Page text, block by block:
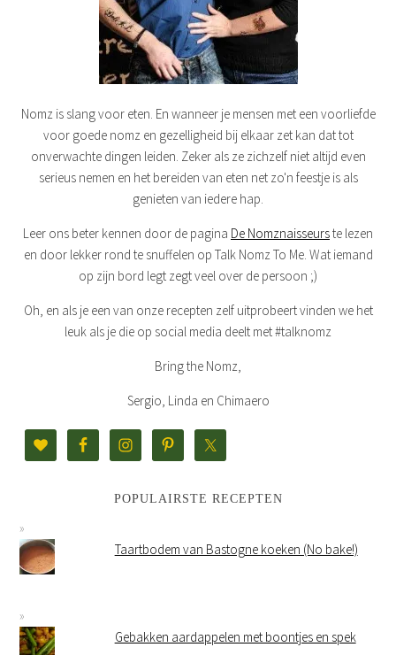
Nomz is slang voor eten. En wanneer je mensen met een voorliefde
voor goede nomz en gezelligheid bij elkaar zet kan dat tot
onverwachte dingen leiden. Zeker als ze zichzelf niet altijd even
serieus nemen en het bereiden van eten net zo'n feestje is als
genieten van iedere hap.
Leer ons beter kennen door de pagina De Nomznaisseurste lezen
en door lekker rond te snuffelen op Talk Nomz To Me. Wat iemand
op zijn bord legt zegt veel over de persoon ;)
Oh, en als je een van onze recepten zelf uitprobeert vinden we het
leuk als je die op social media deelt met #talknomz
Bring the Nomz,
Sergio, Linda en Chimaero
POPULAIRSTE RECEPTEN
Taartbodem van Bastogne koeken (No bake!)
Gebakken aardappelen met boontjes en spek